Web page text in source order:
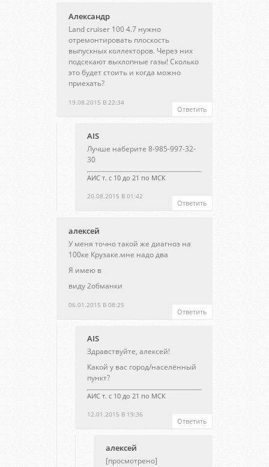
Александр
19.08.2015 В 22:34
Land cruiser 100 4.7 нужно
отремонтировать плоскость
выпускных коллекторов. Через них
подсекают выхлопные газы! Сколько
это будет стоить и когда можно
приехать?
Ответить
AIS
20.08.2015 В 01:42
Лучше наберите 8-985-997-32-
30
АИС т. с 10 до 21 по МСК
Ответить
алексей
06.01.2015 В 08:25
У меня точно такой же диагноз на
100ке Крузаке.мне надо два
Я имею в
виду 2обманки
Ответить
AIS
12.01.2015 В 19:36
Здравствуйте, алексей!
Какой у вас город/населённый
пункт?
АИС т. с 10 до 21 по МСК
Ответить
алексей
[просмотрено]